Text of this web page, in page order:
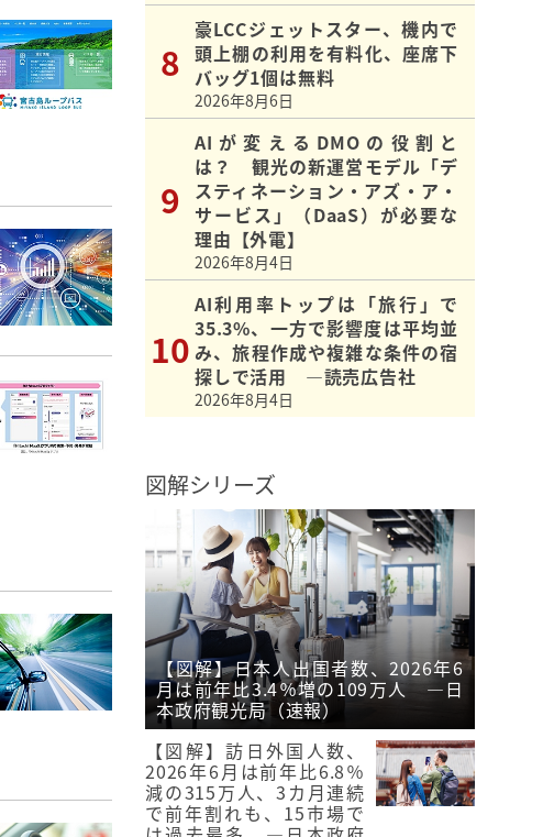
豪LCCジェットスター、機内で
頭上棚の利用を有料化、座席下
バッグ1個は無料
2026年8月6日
AIが変えるDMOの役割と
は？ 観光の新運営モデル「デ
スティネーション・アズ・ア・
サービス」（DaaS）が必要な
理由【外電】
2026年8月4日
AI利用率トップは「旅行」で
35.3%、一方で影響度は平均並
み、旅程作成や複雑な条件の宿
探しで活用 ―読売広告社
2026年8月4日
図解シリーズ
【図解】日本人出国者数、2026年6
月は前年比3.4％増の109万人 ―日
本政府観光局（速報）
【図解】訪日外国人数、
2026年6月は前年比6.8％
減の315万人、3カ月連続
で前年割れも、15市場で